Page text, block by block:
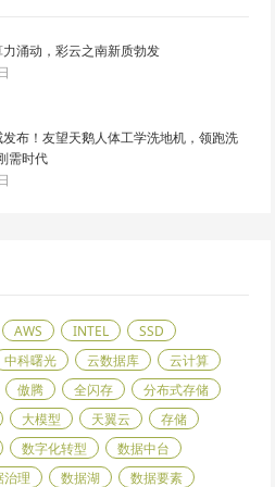
涌动，彩云之南新质勃发
布！友望天鹅人体工学洗地机，领跑洗
需时代
AWS INTEL
SSD
中科曙光 云数据库
云计算
傲腾 全闪存
分布式存储
大模型 天翼云
存储
数字化转型
数据中台
治理 数据湖 数据要素